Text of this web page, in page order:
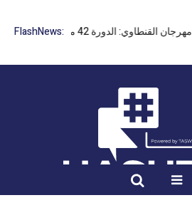
FlashNews: مدير مهرجان القنطاوي: الدورة 42 مهددة بسبب تأخر التراخيص